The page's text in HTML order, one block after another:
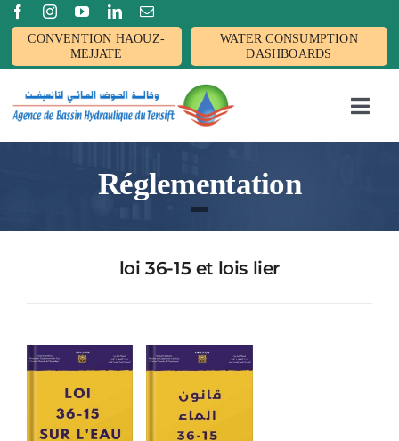
Passer
contenu
CONVENTION HAOUZ-
MEJJATE
WATER CONSUMPTION
DASHBOARDS
COOPÉRATION
Réglementation
loi 36-15 et lois lier